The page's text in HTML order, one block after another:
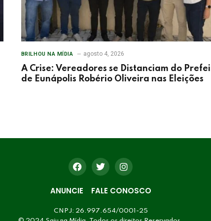
BRILHOU NA MÍDIA agosto 4, 2026
A Crise: Vereadores se Distanciam do
de Eunápolis Robério Oliveira nas Eleições
ANUNCIE FALE CONOSCO
CNPJ: 26.997.654/0001-25